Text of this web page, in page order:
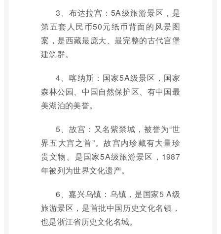
3、布达拉宫：5A级旅游景区，是
第五套人民币50元纸币背面的风景图
案，是西藏最庞大、最完整的古代宫堡
建筑群。
4、喀纳斯：国家5A级景区，国家
森林公园、中国自然保护区、有中国最
美湖泊的美誉。
5、故宫：又名紫禁城，被誉为“世
界五大宫之首”。故宫内珍藏有大量珍
贵文物。是国家5A级旅游景区，1987
年被列为世界文化遗产。
6、嘉兴乌镇：乌镇，是国家5 A级
旅游景区，是首批中国历史文化名镇，
也是浙江省历史文化名城。